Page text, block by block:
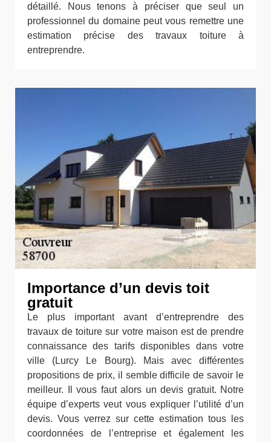
détaillé. Nous tenons à préciser que seul un
professionnel du domaine peut vous remettre une
estimation précise des travaux toiture à
entreprendre.
Importance d’un devis toit
gratuit
Le plus important avant d’entreprendre des
travaux de toiture sur votre maison est de prendre
connaissance des tarifs disponibles dans votre
ville (Lurcy Le Bourg). Mais avec différentes
propositions de prix, il semble difficile de savoir le
meilleur. Il vous faut alors un devis gratuit. Notre
équipe d’experts veut vous expliquer l’utilité d’un
devis. Vous verrez sur cette estimation tous les
coordonnées de l’entreprise et également les